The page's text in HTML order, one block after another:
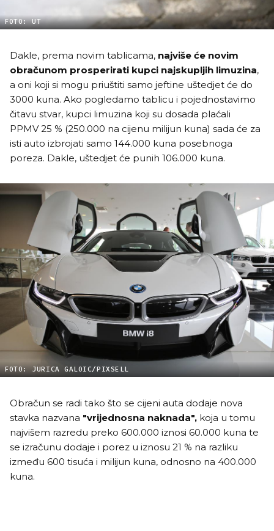
FOTO: UT
Dakle, prema novim tablicama, najviše će novim
obračunom prosperirati kupci najskupljih limuzina,
a oni koji si mogu priuštiti samo jeftine uštedjet će do
3000 kuna. Ako pogledamo tablicu i pojednostavimo
čitavu stvar, kupci limuzina koji su dosada plaćali
PPMV 25 % (250.000 na cijenu milijun kuna) sada će za
isti auto izbrojati samo 144.000 kuna posebnoga
poreza. Dakle, uštedjet će punih 106.000 kuna.
FOTO: JURICA GALOIC/PIXSELL
Obračun se radi tako što se cijeni auta dodaje nova
stavka nazvana "vrijednosna naknada", koja u tomu
najvišem razredu preko 600.000 iznosi 60.000 kuna te
se izračunu dodaje i porez u iznosu 21 % na razliku
između 600 tisuća i milijun kuna, odnosno na 400.000
kuna.